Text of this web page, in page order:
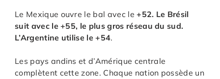
Le Mexique ouvre le bal avec le+52. Le Brésil
suit avec le +55, le plus gros réseau du sud.
L’Argentine utilise le +54.
Les pays andins et d’Amérique centrale
complètent cette zone. Chaque nation possède un